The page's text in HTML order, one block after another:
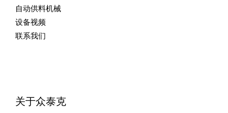
自动供料机械
设备视频
联系我们
关于众泰克